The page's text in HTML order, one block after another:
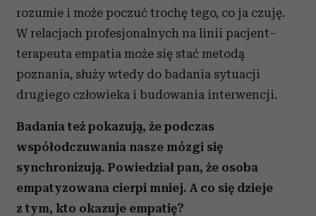
rozumie i może poczuć trochę tego, co ja czuję.
W relacjach profesjonalnych na linii pacjent–
terapeuta empatia może się stać metodą
poznania, służy wtedy do badania sytuacji
drugiego człowieka i budowania interwencji.
Badania też pokazują, że podczas
współodczuwania nasze mózgi się
synchronizują. Powiedział pan, że osoba
empatyzowana cierpi mniej. A co się dzieje
z tym, kto okazuje empatię?